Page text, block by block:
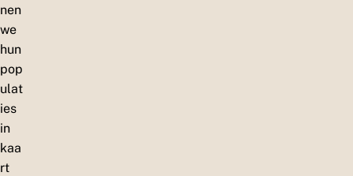
nen
we
hun
pop
ulat
ies
in
kaa
rt